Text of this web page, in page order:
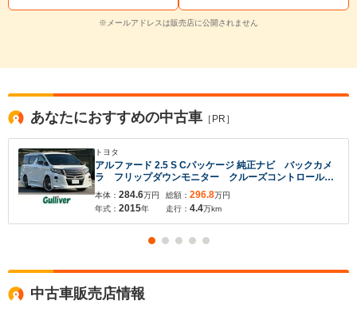
※メールアドレスは販売店に公開されません
あなたにおすすめの中古車 ［PR］
トヨタ
アルファード 2.5 S Cパッケージ 純正ナビ バックカメ
ラ フリップダウンモニター クルーズコントロール
ハーフレザーシート 両側パワースライドドア 衝突軽
減システム 横滑り防止装置 ETC ドライブレコーダ
ー 電動格納ミラー 保証書
本体： 284.6万円
年式： 2015年
総額： 296.8万円
走行： 4.4万km
中古車販売店情報